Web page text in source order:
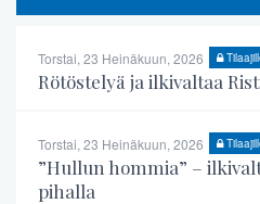
Torstai, 23 Heinäkuun, 2026
Rötöstelyä ja ilkivaltaa
Torstai, 23 Heinäkuun, 2026
”Hullun hommia” –
pihalla